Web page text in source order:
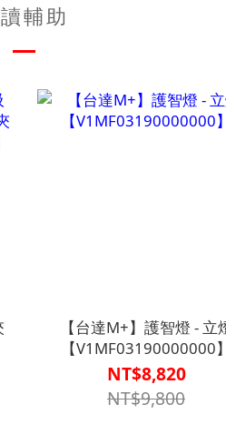
輔助
【台達M+】護智燈 - 立
【V1MF03190000000】
NT$8,820
NT$9,800